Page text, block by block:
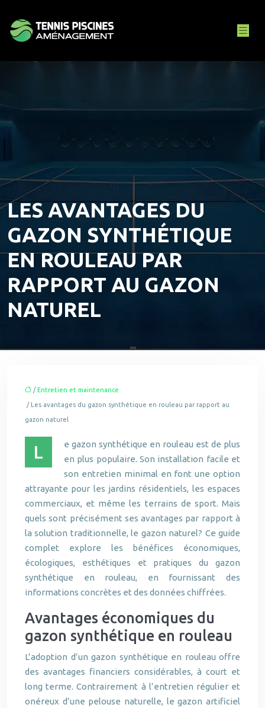
LES AVANTAGES DU
GAZON SYNTHÉTIQUE
EN ROULEAU PAR
RAPPORT AU GAZON
NATUREL
/Entretien et maintenance
/ Les avantages du gazon synthétique en rouleau par rapport au
gazon naturel
L
e gazon synthétique en rouleau est de plus
en plus populaire. Son installation facile et
son entretien minimal en font une option
attrayante pour les jardins résidentiels, les espaces
commerciaux, et même les terrains de sport. Mais
quels sont précisément ses avantages par rapport à
la solution traditionnelle, le gazon naturel? Ce guide
complet explore les bénéfices économiques,
écologiques, esthétiques et pratiques du gazon
synthétique en rouleau, en fournissant des
informations concrètes et des données chiffrées.
Avantages économiques du
gazon synthétique en rouleau
L’adoption d’un gazon synthétique en rouleau offre
des avantages financiers considérables, à court et
long terme. Contrairement à l’entretien régulier et
onéreux d’une pelouse naturelle, le gazon artificiel